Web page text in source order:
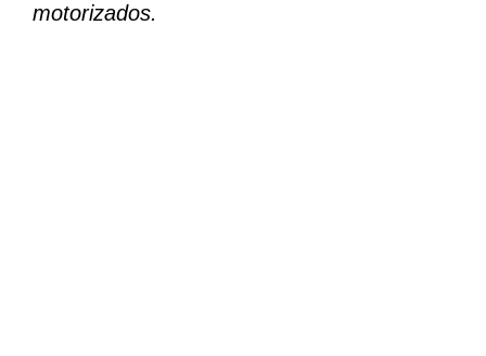
motorizados.